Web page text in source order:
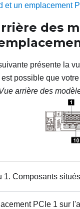
et un emplacement
des
présente la
possible que
arrière des
1. Composants
PCIe 1 sur